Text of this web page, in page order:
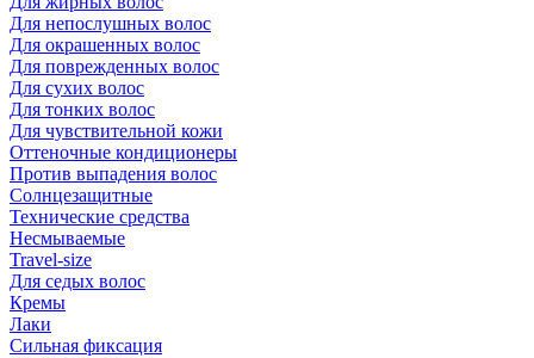
Для непослушных волос
Для окрашенных волос
Для поврежденных волос
Для сухих волос
Для тонких волос
Для чувствительной кожи
Оттеночные кондиционеры
Против выпадения волос
Солнцезащитные
Технические средства
Несмываемые
Travel-size
Для седых волос
Кремы
Лаки
Сильная фиксация